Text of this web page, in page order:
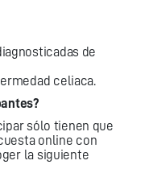
de
celiaca.
sólo tienen que
online con
la siguiente